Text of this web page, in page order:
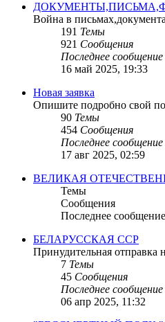
Война в
191 Темы
921 Сообщения
Последнее сообщение
16 май 2025, 19:33
Новая заявка
Опишите подробно свой
90 Темы
454 Сообщения
Последнее сообщение
17 авг 2025, 02:59
ВЕЛИКАЯ
Темы
Сообщения
Последнее сообщение
БЕЛАРУССКАЯ ССР
Принудительная
7 Темы
45 Сообщения
Последнее сообщение
06 апр 2025, 11:32